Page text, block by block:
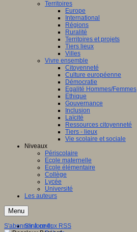
Territoires
Europe
International
Régions
Ruralité
Territoires et projets
Tiers lieux
Villes
Vivre ensemble
Citoyenneté
Culture européenne
Démocratie
Egalité Hommes/Femmes
Ethique
Gouvernance
Inclusion
Laïcité
Ressources citoyenneté
Tiers - lieux
Vie scolaire et sociale
Niveaux
Périscolaire
Ecole maternelle
Ecole élémentaire
Collège
Lycée
Université
Les auteurs
Menu
S'informer
S'abonner à ce flux RSS